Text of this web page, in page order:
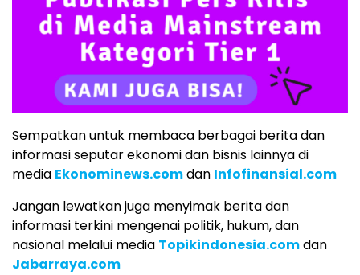
Sempatkan untuk membaca berbagai berita dan
informasi seputar ekonomi dan bisnis lainnya di
media Ekonominews.comdan Infofinansial.com
Jangan lewatkan juga menyimak berita dan
informasi terkini mengenai politik, hukum, dan
nasional melalui media Topikindonesia.comdan
Jabarraya.com